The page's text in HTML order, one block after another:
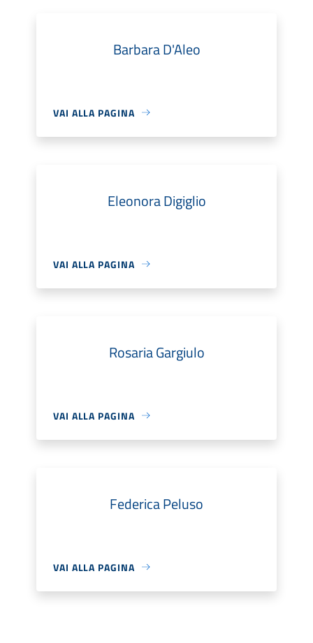
Barbara D'Aleo
VAI ALLA PAGINA
Eleonora Digiglio
VAI ALLA PAGINA
Rosaria Gargiulo
VAI ALLA PAGINA
Federica Peluso
VAI ALLA PAGINA